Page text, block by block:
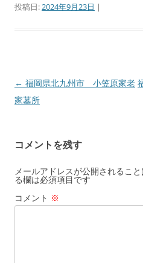
投稿日: 2024年9月23日 |
投
稿
ゲ
ー
シ
ョ
← 福岡県北九州市 小笠原家老
家墓所
コメントを残す
メールアドレスが公開されること
る欄は必須項目です
コメント ※